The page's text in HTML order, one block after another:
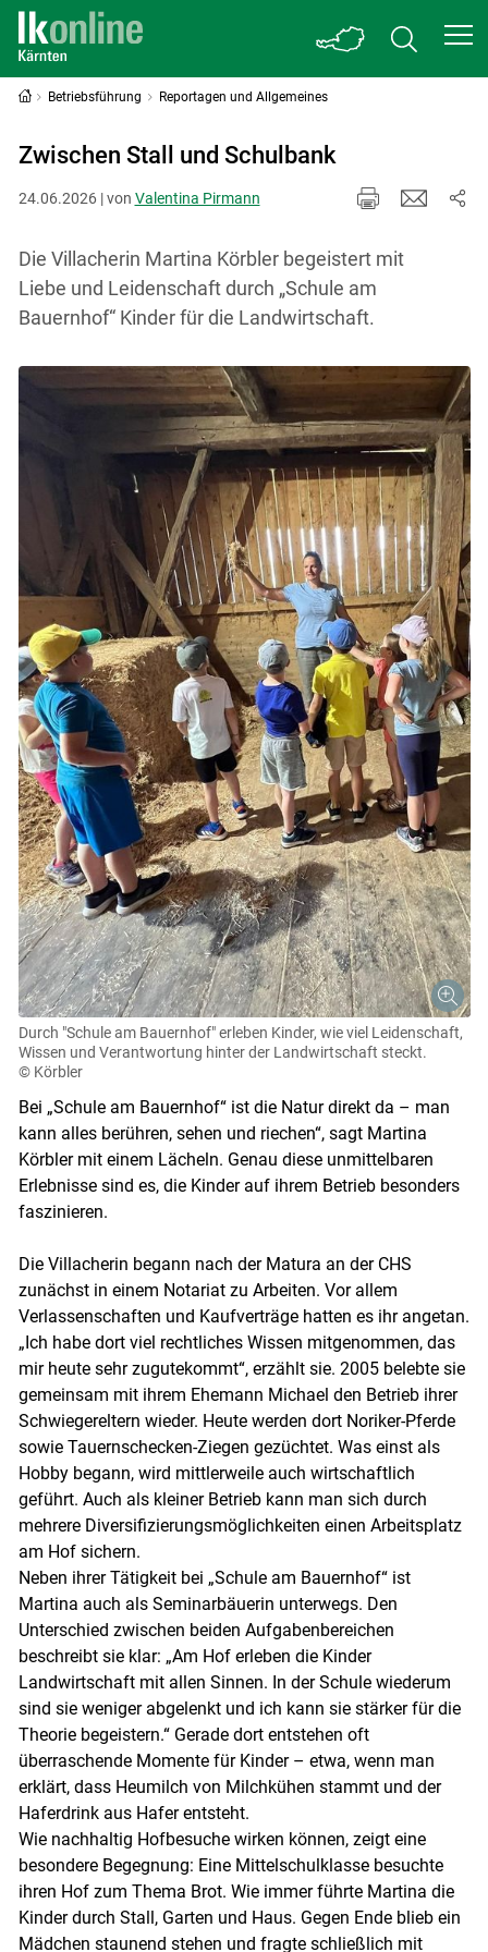
Skip to main content
Betriebsführung Reportagen und Allgemeines
Zwischen Stall und Schulbank
24.06.2026 | von Valentina Pirmann
Die Villacherin Martina Körbler begeistert mit
Liebe und Leidenschaft durch „Schule am
Bauernhof“ Kinder für die Landwirtschaft.
Durch "Schule am Bauernhof" erleben Kinder, wie viel Leidenschaft,
Wissen und Verantwortung hinter der Landwirtschaft steckt.
© Körbler
Bei „Schule am Bauernhof“ ist die Natur direkt da – man
kann alles berühren, sehen und riechen“, sagt Martina
Körbler mit einem Lächeln. Genau diese unmittelbaren
Erlebnisse sind es, die Kinder auf ihrem Betrieb besonders
faszinieren.
Die Villacherin begann nach der Matura an der CHS
zunächst in einem Notariat zu Arbeiten. Vor allem
Verlassenschaften und Kaufverträge hatten es ihr angetan.
„Ich habe dort viel rechtliches Wissen mitgenommen, das
mir heute sehr zugutekommt“, erzählt sie. 2005 ­belebte sie
gemeinsam mit ihrem Ehemann Michael den Betrieb ihrer
Schwiegereltern wieder. Heute werden dort Noriker-Pferde
sowie Tauernschecken-Ziegen gezüchtet. Was einst als
Hobby begann, wird mittlerweile auch wirtschaftlich
geführt. Auch als kleiner Betrieb kann man sich durch
mehrere Diversifizierungsmöglichkeiten einen Arbeitsplatz
am Hof sichern.
Neben ihrer Tätigkeit bei „Schule am Bauernhof“ ist
Martina auch als Seminarbäuerin unterwegs. Den
Unterschied zwischen beiden Aufgabenbereichen
beschreibt sie klar: „Am Hof erleben die Kinder
Landwirtschaft mit allen Sinnen. In der Schule wiederum
sind sie weniger abgelenkt und ich kann sie stärker für die
Theorie begeistern.“ Gerade dort entstehen oft
überraschende Momente für Kinder – etwa, wenn man
erklärt, dass Heumilch von Milchkühen stammt und der
Haferdrink aus Hafer entsteht.
Wie nachhaltig Hofbesuche wirken können, zeigt eine
besondere Begegnung: Eine Mittelschulklasse besuchte
ihren Hof zum Thema Brot. Wie immer führte Martina die
Kinder durch Stall, Garten und Haus. Gegen Ende blieb ein
Mädchen staunend stehen und fragte schließlich mit